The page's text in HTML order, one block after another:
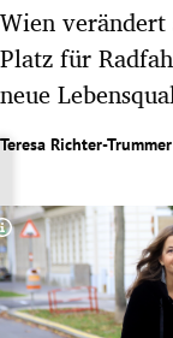
Untermenü
Untermenü
Untermenü
Untermenü
Untermenü
Wien
Platz für
neue
Teresa Richter-Trummer
Copyright-Hinweis